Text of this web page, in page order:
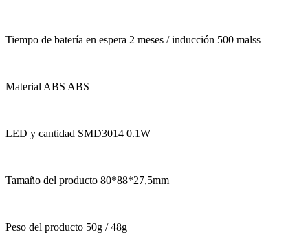
Tiempo de batería en espera 2 meses / inducción 500 malss
Material ABS ABS
LED y cantidad SMD3014 0.1W
Tamaño del producto 80*88*27,5mm
Peso del producto 50g / 48g